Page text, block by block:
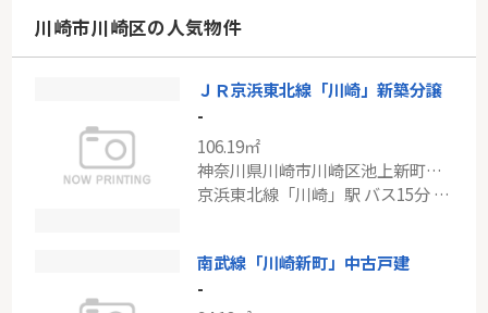
神奈川県川崎市麻生区高石４丁目
74.88㎡
神奈川県川崎市多摩区菅北浦４丁目
川崎市川崎区の人気物件
ＪＲ京浜東北線「川崎」新築分譲
-
106.19㎡
神奈川県川崎市川崎区池上新町２丁目
京浜東北線「川崎」駅 バス15分 「観音橋」 停歩1分
南武線「川崎新町」中古戸建
-